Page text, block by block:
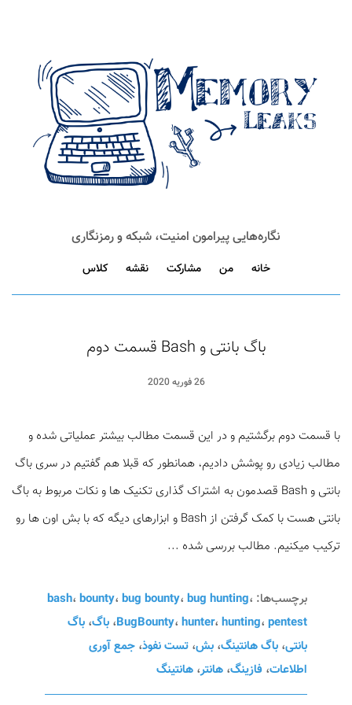
نگاره‌هایی پیرامون امنیت، شبکه و رمزنگاری
خانه من مشارکت نقشه کلاس
باگ بانتی و Bash قسمت دوم
26 فوریه 2020
با قسمت دوم برگشتیم و در این قسمت مطالب بیشتر عملیاتی شده و
مطالب زیادی رو پوشش دادیم، همانطور که قبلا هم گفتیم در سری باگ
بانتی و Bash قصدمون به اشتراک گذاری تکنیک ها و نکات مربوط به باگ
بانتی هست با کمک گرفتن از Bash و ابزارهای دیگه که با بش اون ها رو
ترکیب میکنیم. مطالب بررسی شده ...
برچسب‌ها: bash،bounty،bug bounty،bug hunting،
BugBounty،hunter،hunting،pentest ، باگ، باگ
بانتی، باگ هانتینگ، بش، تست نفوذ، جمع آوری
اطلاعات، فازینگ، هانتر، هانتینگ